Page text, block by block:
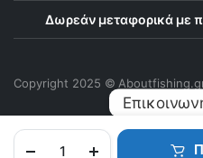
Δωρεάν μεταφορικά με
Copyright 2025 ©